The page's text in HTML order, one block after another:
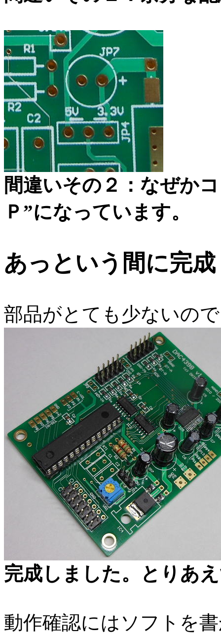
間違いその２：なぜか
Ｐ”になっています。
あっという間に完成
部品がとても少ないの
完成しました。とりあ
動作確認にはソフトを